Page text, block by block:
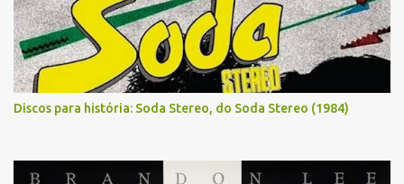
Discos para história: Soda Stereo, do Soda Stereo (1984)